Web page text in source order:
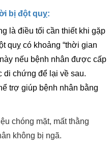
bị đột quỵ:
là điều tối cần thiết khi gặp
quỵ có khoảng “thời gian
nếu bệnh nhân được cấp
di chứng để lại về sau.
trợ giúp bệnh nhân bằng
chóng mặt, mất thằng
không bị ngã.